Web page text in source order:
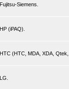
Siemens.
(iPAQ).
(HTC, MDA, XDA,